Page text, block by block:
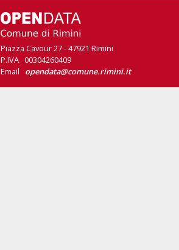
Piazza Cavour 27 - 47921 Rimini
P.IVA 00304260409
Email opendata@comune.rimini.it